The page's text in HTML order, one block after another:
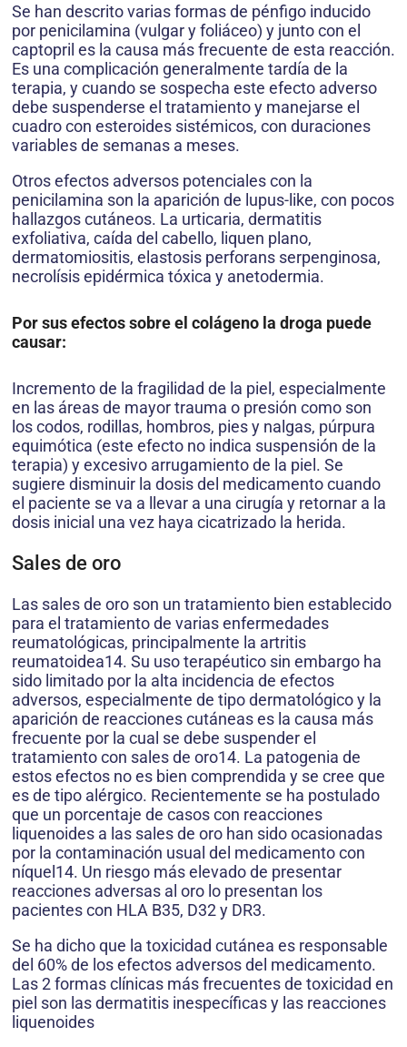
Se han descrito varias formas de pénfigo inducido
por penicilamina (vulgar y foliáceo) y junto con el
captopril es la causa más frecuente de esta reacción.
Es una complicación generalmente tardía de la
terapia, y cuando se sospecha este efecto adverso
debe suspenderse el tratamiento y manejarse el
cuadro con esteroides sistémicos, con duraciones
variables de semanas a meses.
Otros efectos adversos potenciales con la
penicilamina son la aparición de lupus-like, con pocos
hallazgos cutáneos. La urticaria, dermatitis
exfoliativa, caída del cabello, liquen plano,
dermatomiositis, elastosis perforans serpenginosa,
necrolísis epidérmica tóxica y anetodermia.
Por sus efectos sobre el colágeno la droga puede
causar:
Incremento de la fragilidad de la piel, especialmente
en las áreas de mayor trauma o presión como son
los codos, rodillas, hombros, pies y nalgas, púrpura
equimótica (este efecto no indica suspensión de la
terapia) y excesivo arrugamiento de la piel. Se
sugiere disminuir la dosis del medicamento cuando
el paciente se va a llevar a una cirugía y retornar a la
dosis inicial una vez haya cicatrizado la herida.
Sales de oro
Las sales de oro son un tratamiento bien establecido
para el tratamiento de varias enfermedades
reumatológicas, principalmente la artritis
reumatoidea14. Su uso terapéutico sin embargo ha
sido limitado por la alta incidencia de efectos
adversos, especialmente de tipo dermatológico y la
aparición de reacciones cutáneas es la causa más
frecuente por la cual se debe suspender el
tratamiento con sales de oro14. La patogenia de
estos efectos no es bien comprendida y se cree que
es de tipo alérgico. Recientemente se ha postulado
que un porcentaje de casos con reacciones
liquenoides a las sales de oro han sido ocasionadas
por la contaminación usual del medicamento con
níquel14. Un riesgo más elevado de presentar
reacciones adversas al oro lo presentan los
pacientes con HLA B35, D32 y DR3.
Se ha dicho que la toxicidad cutánea es responsable
del 60% de los efectos adversos del medicamento.
Las 2 formas clínicas más frecuentes de toxicidad en
piel son las dermatitis inespecíficas y las reacciones
liquenoides